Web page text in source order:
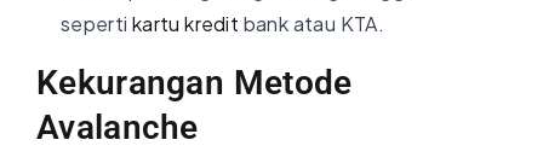
seperti kartu kredit bank atau KTA.
Kekurangan Metode
Avalanche